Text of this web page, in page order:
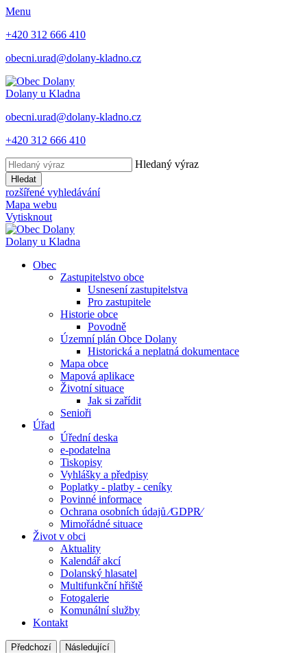
Menu
+420 312 666 410
obecni.urad@dolany-kladno.cz
Dolany u Kladna
obecni.urad@dolany-kladno.cz
+420 312 666 410
Hledaný výraz
Hledat
rozšířené vyhledávání
Mapa webu
Vytisknout
Dolany u Kladna
Obec
Zastupitelstvo obce
Usnesení zastupitelstva
Pro zastupitele
Historie obce
Povodně
Územní plán Obce Dolany
Historická a neplatná dokumentace
Mapa obce
Mapová aplikace
Životní situace
Jak si zařídit
Senioři
Úřad
Úřední deska
e-podatelna
Tiskopisy
Vyhlášky a předpisy
Poplatky - platby - ceníky
Povinné informace
Ochrana osobních údajů ⁄GDPR⁄
Mimořádné situace
Život v obci
Aktuality
Kalendář akcí
Dolanský hlasatel
Multifunkční hřiště
Fotogalerie
Komunální služby
Kontakt
Předchozí Následující